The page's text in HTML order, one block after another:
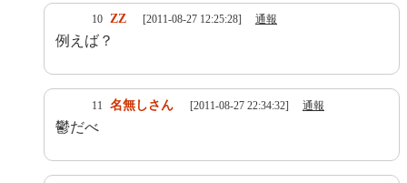
10 ZZ [2011-08-27 12:25:28] 通報
例えば？
11 名無しさん [2011-08-27 22:34:32] 通報
鬱だべ